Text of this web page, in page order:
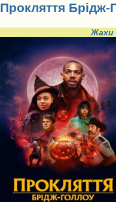
Прокляття Брідж-
Жахи